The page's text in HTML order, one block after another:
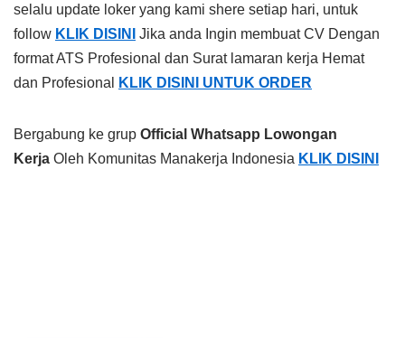
selalu update loker yang kami shere setiap hari, untuk
follow KLIK DISINI
Jika anda Ingin membuat CV Dengan
format ATS Profesional dan Surat lamaran kerja Hemat
dan Profesional
KLIK DISINI UNTUK ORDER
Bergabung ke grup Official Whatsapp Lowongan
Kerja Oleh Komunitas Manakerja Indonesia KLIK DISINI